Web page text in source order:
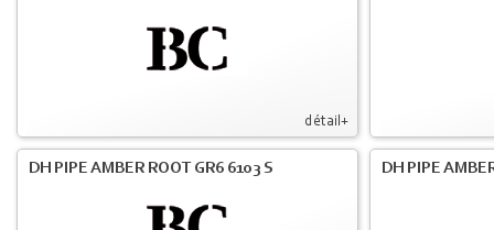
détail+
DH PIPE AMBER ROOT GR6 6103 S DH PIPE